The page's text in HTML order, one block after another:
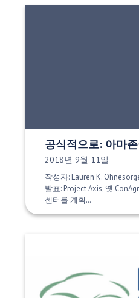
공식적으로: 아마
게시 날짜:
2018년 9월 11일
작성자: Lauren K.
발표: Project Axis, 옛
센터를 계획…